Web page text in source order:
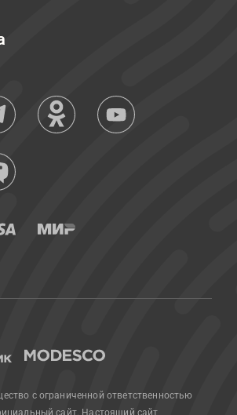
с ограниченной ответственностью
сайт. Настоящий сайт